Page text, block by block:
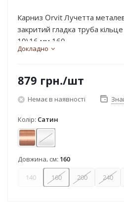
Карниз Orvit Лучетта
закритий гладка труба
19\16 мм 160...
Докладно
879 грн./шт
Немає в наявності
Колір: Сатин
Мідь
Довжина, см: 160
140 160 200 240